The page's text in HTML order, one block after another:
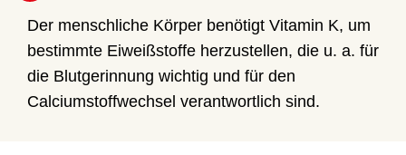
Der menschliche Körper benötigt Vitamin K, um
bestimmte Eiweißstoffe herzustellen, die u. a. für
die Blutgerinnung wichtig und für den
Calciumstoffwechsel verantwortlich sind.